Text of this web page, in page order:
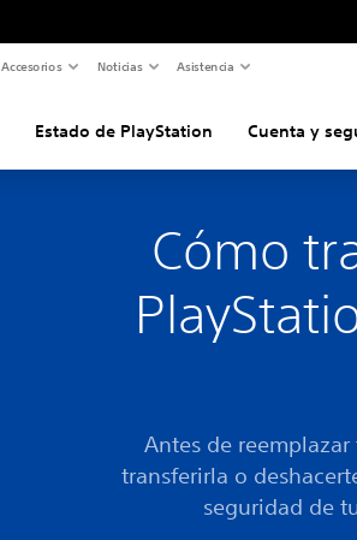
Accesorios Noticias Asistencia
Estado de PlayStation Cuenta y
Cómo
Antes de
transferirla o
seguridad de